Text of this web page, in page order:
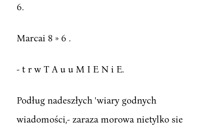
6.
Marcai 8 » 6 .
- t r w T A u u M I E N i E.
Podług nadeszłych 'wiary godnych
wiadomości,- zaraza morowa nietylko sie